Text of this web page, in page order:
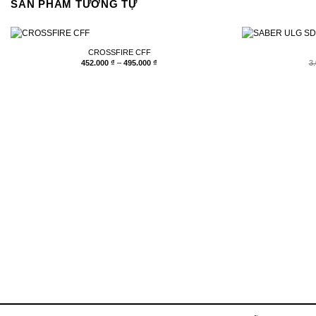
SẢN PHẨM TƯƠNG TỰ
CROSSFIRE CFF
452.000₫ – 495.000₫